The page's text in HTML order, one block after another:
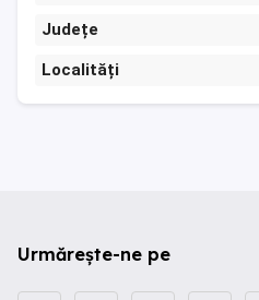
Județe
Localități
Urmărește-ne pe